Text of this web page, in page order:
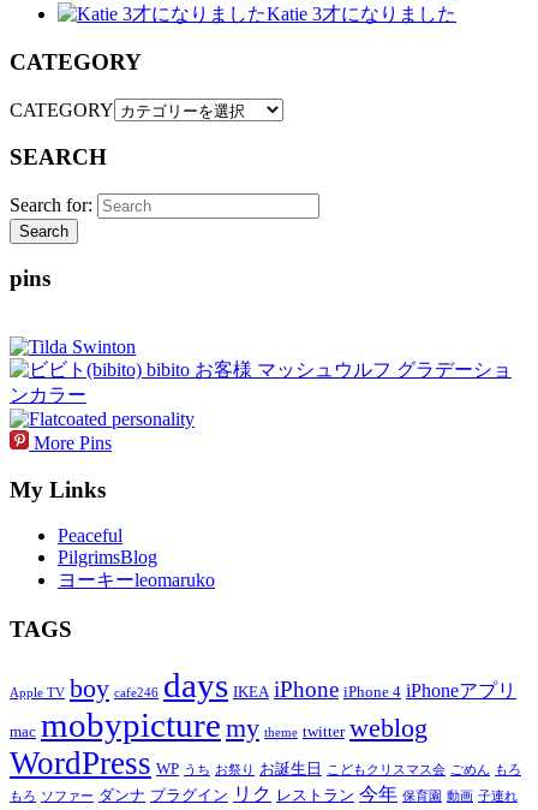
Katie 3才になりました
CATEGORY
CATEGORY
SEARCH
Search for:
Search
pins
More Pins
My Links
Peaceful
PilgrimsBlog
ヨーキーleomaruko
TAGS
Apple TV boy cafe246 days IKEA iPhone iPhone 4 iPhoneアプリ
mac mobypicture my theme twitter weblog
WordPress WP うち お祭り お誕生日 こどもクリスマス会 ごめん
もろ
もろ ソファー ダンナ プラグイン リク レストラン 今年 保育園 動画 子連れ